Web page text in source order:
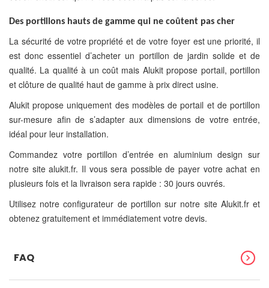
Des portillons hauts de gamme qui ne coûtent pas cher
La sécurité de votre propriété et de votre foyer est une priorité, il
est donc essentiel d’acheter un portillon de jardin solide et de
qualité. La qualité à un coût mais Alukit propose portail, portillon
et clôture de qualité haut de gamme à prix direct usine.
Alukit propose uniquement des modèles de portail et de portillon
sur-mesure afin de s’adapter aux dimensions de votre entrée,
idéal pour leur installation.
Commandez votre portillon d’entrée en aluminium design sur
notre site alukit.fr. Il vous sera possible de payer votre achat en
plusieurs fois et la livraison sera rapide : 30 jours ouvrés.
Utilisez notre configurateur de portillon sur notre site Alukit.fr et
obtenez gratuitement et immédiatement votre devis.
FAQ chevron_right